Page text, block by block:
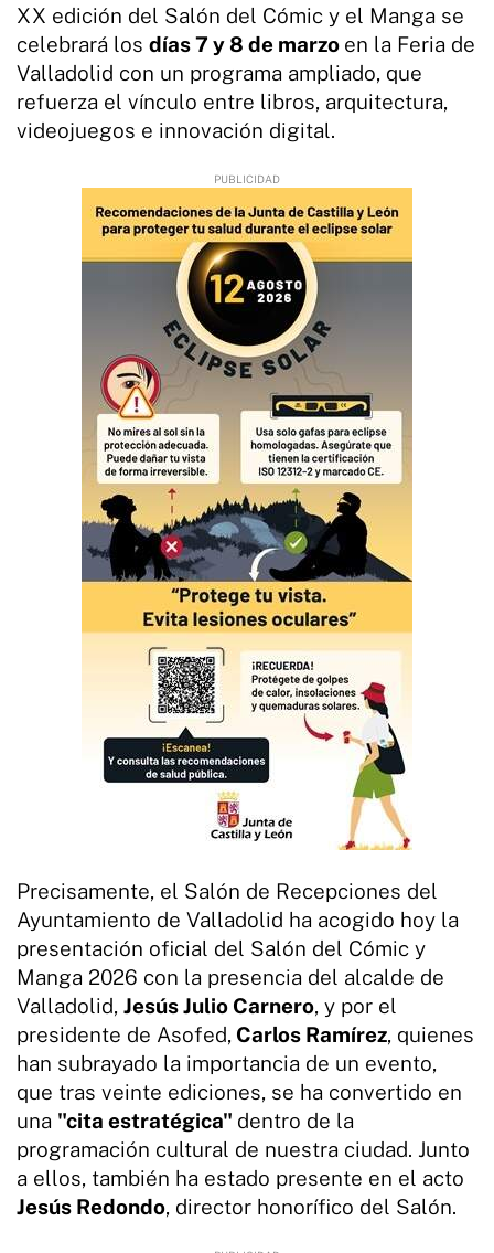
XX edición del Salón del Cómic y el Manga se
celebrará los días 7 y 8 de marzo en la Feria de
Valladolid con un programa ampliado, que
refuerza el vínculo entre libros, arquitectura,
videojuegos e innovación digital.
Precisamente, el Salón de Recepciones del
Ayuntamiento de Valladolid ha acogido hoy la
presentación oficial del Salón del Cómic y
Manga 2026 con la presencia del alcalde de
Valladolid, Jesús Julio Carnero, y por el
presidente de Asofed, Carlos Ramírez, quienes
han subrayado la importancia de un evento,
que tras veinte ediciones, se ha convertido en
una "cita estratégica" dentro de la
programación cultural de nuestra ciudad. Junto
a ellos, también ha estado presente en el acto
Jesús Redondo, director honorífico del Salón.